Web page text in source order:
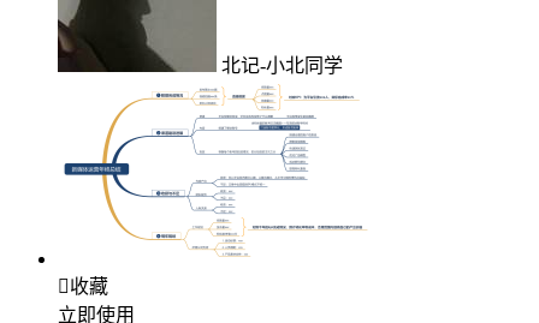
北记-小北同学
收藏
立即使用